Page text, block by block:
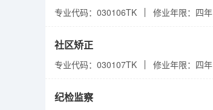
专业代码：030106TK 修业年限：四年
社区矫正
专业代码：030107TK 修业年限：四年
纪检监察